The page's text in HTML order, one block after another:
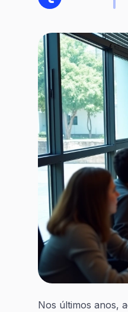
Nos últimos anos,